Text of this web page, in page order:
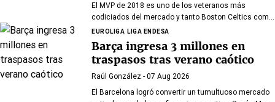
El MVP de 2018 es uno de los veteranos más
codiciados del mercado y tanto Boston Celtics como
Cleveland Cavaliers y Detroit Pistons estarían
interesados en hacerse con sus servicios
EUROLIGA LIGA ENDESA
Barça ingresa 3 millones en
traspasos tras verano caótico
Raúl González - 07 Aug 2026
El Barcelona logró convertir un tumultuoso mercado